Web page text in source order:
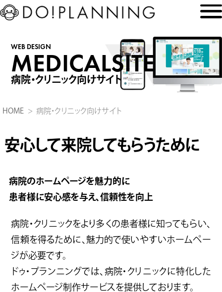
WEB DESIGN
MEDICALSITE
病院・クリニック向けサイト
HOME 病院・クリニック向けサイト
安心して来院してもらうために
病院のホームページを魅力的に
患者様に安心感を与え、信頼性を向上
病院・クリニックをより多くの患者様に知ってもらい、
信頼を得るために、魅力的で使いやすいホームペー
ジが必要です。
ドゥ・プランニングでは、病院・クリニックに特化した
ホームページ制作サービスを提供しております。